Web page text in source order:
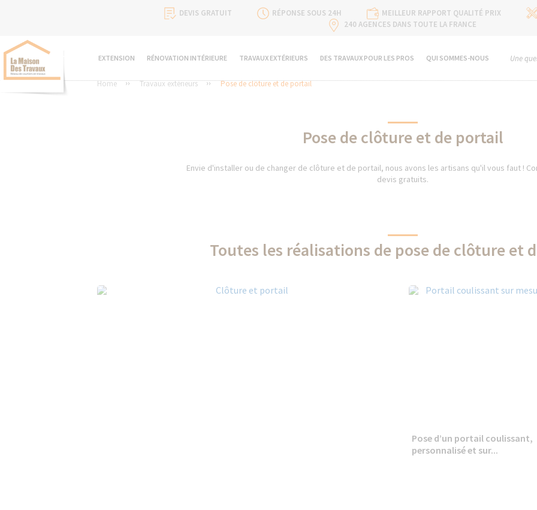
DEVIS GRATUIT RÉPONSE SOUS 24H
MEILLEUR RAPPORT QUALITÉ PRIX
240 AGENCES DANS TOUTE LA FRANCE
EXTENSION RÉNOVATION INTÉRIEURE TRAVAUX EXTÉRIEURS DES TRAVAUX POUR LES PROS QUI SOMMES-NOUS Une
Home Travaux extérieurs Pose de clôture et de portail
Pose de clôture et de portail
Envie d'installer ou de changer de clôture et de portail, nous avons les artisans qu'il vous faut !
devis gratuits.
Toutes les réalisations de pose de clôture et
Pose d’un portail coulissant,
personnalisé et sur...